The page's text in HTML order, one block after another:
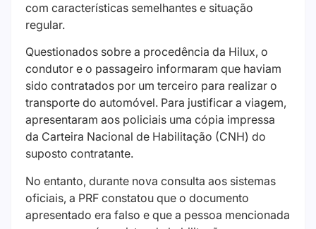
com características semelhantes e situação
regular.
Questionados sobre a procedência da Hilux, o
condutor e o passageiro informaram que haviam
sido contratados por um terceiro para realizar o
transporte do automóvel. Para justificar a viagem,
apresentaram aos policiais uma cópia impressa
da Carteira Nacional de Habilitação (CNH) do
suposto contratante.
No entanto, durante nova consulta aos sistemas
oficiais, a PRF constatou que o documento
apresentado era falso e que a pessoa mencionada